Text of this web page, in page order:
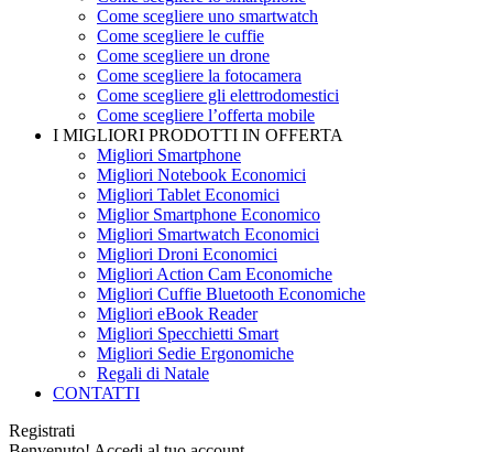
Come scegliere uno smartwatch
Come scegliere le cuffie
Come scegliere un drone
Come scegliere la fotocamera
Come scegliere gli elettrodomestici
Come scegliere l’offerta mobile
I MIGLIORI PRODOTTI IN OFFERTA
Migliori Smartphone
Migliori Notebook Economici
Migliori Tablet Economici
Miglior Smartphone Economico
Migliori Smartwatch Economici
Migliori Droni Economici
Migliori Action Cam Economiche
Migliori Cuffie Bluetooth Economiche
Migliori eBook Reader
Migliori Specchietti Smart
Migliori Sedie Ergonomiche
Regali di Natale
CONTATTI
Registrati